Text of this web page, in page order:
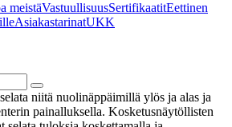
meistäVastuullisuusSertifikaatitEettinen
AsiakastarinatUKK
niitä nuolinäppäimillä ylös ja alas ja
painalluksella. Kosketusnäytöllisten